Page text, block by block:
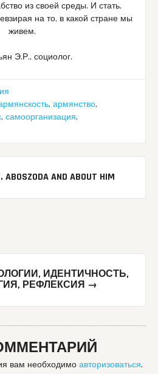
из своей среды. И стать,
на то, в какой стране мы
живем.
Э.Р., социолог.
, армянство,
, самоорганизация,
ABOSZODA AND ABOUT HIM
ИДЕНТИЧНОСТЬ,
РЕФЛЕКСИЯ →
вам необходимо авторизоваться.